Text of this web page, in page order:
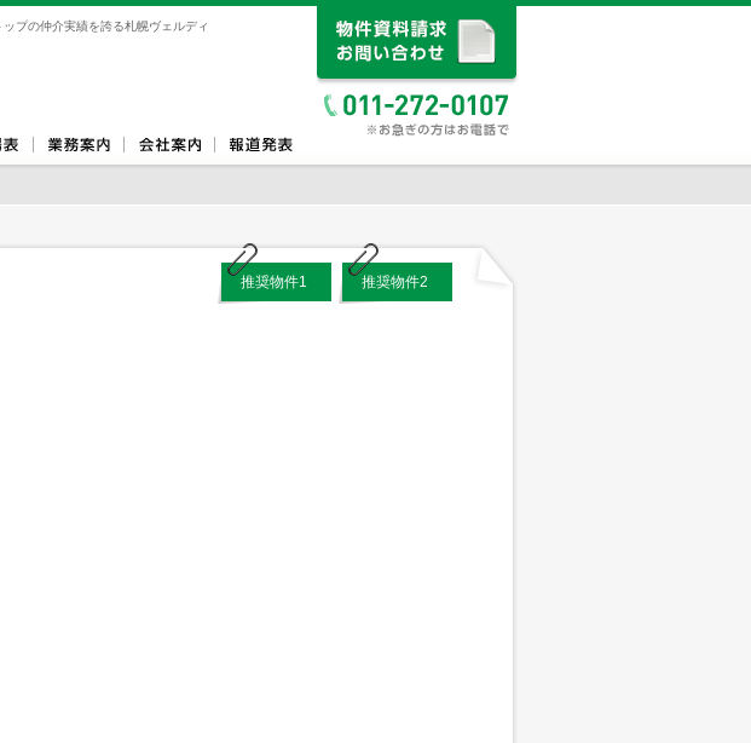
プの仲介実績を誇る札幌ヴェルディ
推奨物件1 推奨物件2